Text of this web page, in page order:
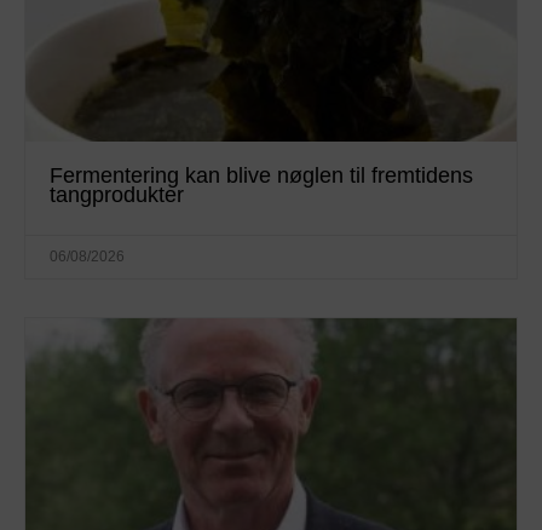
Fermentering kan blive nøglen til fremtidens
tangprodukter
06/08/2026